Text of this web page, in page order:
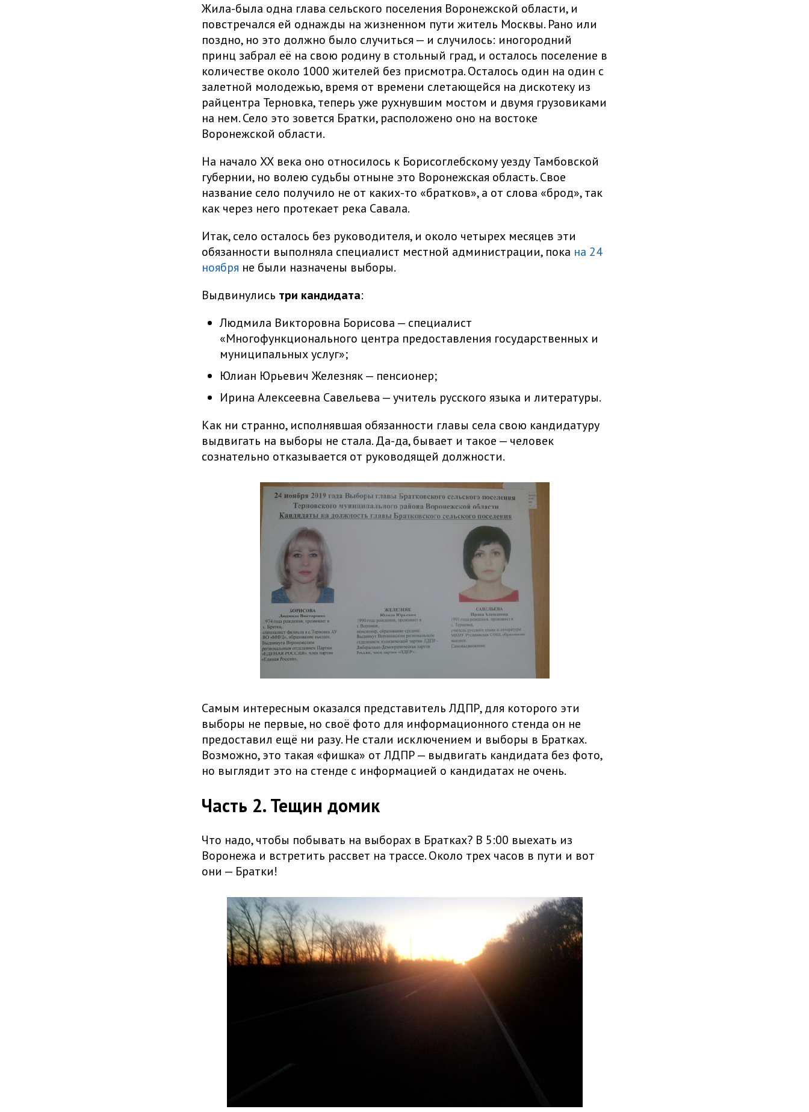
Жила-была одна глава сельского поселения Воронежской области, и
повстречался ей однажды на жизненном пути житель Москвы. Рано или
поздно, но это должно было случиться — и случилось: иногородний
принц забрал её на свою родину в стольный град, и осталось поселение в
количестве около 1000 жителей без присмотра. Осталось один на один с
залетной молодежью, время от времени слетающейся на дискотеку из
райцентра Терновка, теперь уже рухнувшим мостом и двумя грузовиками
на нем. Село это зовется Братки, расположено оно на востоке
Воронежской области.
На начало ХХ века оно относилось к Борисоглебскому уезду Тамбовской
губернии, но волею судьбы отныне это Воронежская область. Свое
название село получило не от каких-то «братков», а от слова «брод», так
как через него протекает река Савала.
Итак, село осталось без руководителя, и около четырех месяцев эти
обязанности выполняла специалист местной администрации, пока на 24
ноября не были назначены выборы.
Выдвинулись три кандидата:
Людмила Викторовна Борисова — специалист
«Многофункционального центра предоставления государственных и
муниципальных услуг»;
Юлиан Юрьевич Железняк — пенсионер;
Ирина Алексеевна Савельева — учитель русского языка и литературы.
Как ни странно, исполнявшая обязанности главы села свою кандидатуру
выдвигать на выборы не стала. Да-да, бывает и такое — человек
сознательно отказывается от руководящей должности.
Самым интересным оказался представитель ЛДПР, для которого эти
выборы не первые, но своё фото для информационного стенда он не
предоставил ещё ни разу. Не стали исключением и выборы в Братках.
Возможно, это такая «фишка» от ЛДПР — выдвигать кандидата без фото,
но выглядит это на стенде с информацией о кандидатах не очень.
Часть 2. Тещин домик
Что надо, чтобы побывать на выборах в Братках? В 5:00 выехать из
Воронежа и встретить рассвет на трассе. Около трех часов в пути и вот
они — Братки!